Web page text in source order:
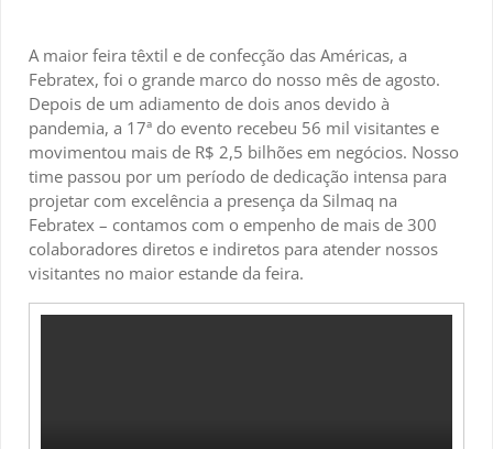
A maior feira têxtil e de confecção das Américas, a
Febratex, foi o grande marco do nosso mês de agosto.
Depois de um adiamento de dois anos devido à
pandemia, a 17ª do evento recebeu 56 mil visitantes e
movimentou mais de R$ 2,5 bilhões em negócios. Nosso
time passou por um período de dedicação intensa para
projetar com excelência a presença da Silmaq na
Febratex – contamos com o empenho de mais de 300
colaboradores diretos e indiretos para atender nossos
visitantes no maior estande da feira.